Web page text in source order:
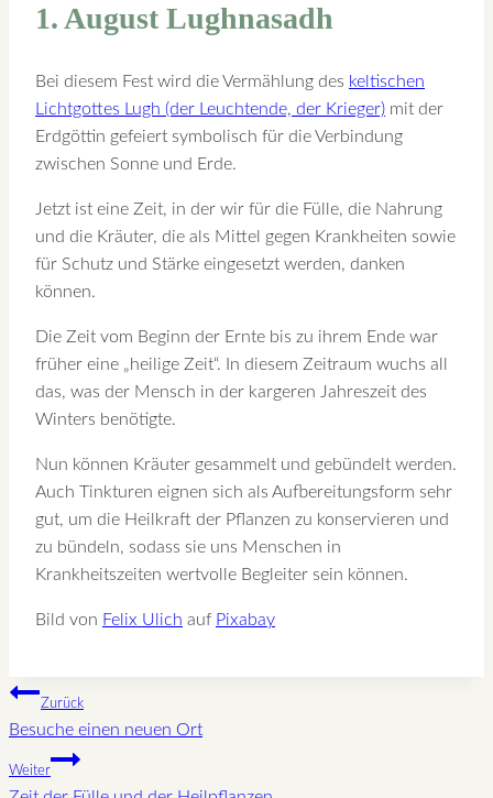
1. August Lughnasadh
Bei diesem Fest wird die Vermählung des keltischen
Lichtgottes Lugh (der Leuchtende, der Krieger) mit der
Erdgöttin gefeiert symbolisch für die Verbindung
zwischen Sonne und Erde.
Jetzt ist eine Zeit, in der wir für die Fülle, die Nahrung
und die Kräuter, die als Mittel gegen Krankheiten sowie
für Schutz und Stärke eingesetzt werden, danken
können.
Die Zeit vom Beginn der Ernte bis zu ihrem Ende war
früher eine „heilige Zeit“. In diesem Zeitraum wuchs all
das, was der Mensch in der kargeren Jahreszeit des
Winters benötigte.
Nun können Kräuter gesammelt und gebündelt werden.
Auch Tinkturen eignen sich als Aufbereitungsform sehr
gut, um die Heilkraft der Pflanzen zu konservieren und
zu bündeln, sodass sie uns Menschen in
Krankheitszeiten wertvolle Begleiter sein können.
Bild von Felix Ulich auf Pixabay
Beitragsnavigation
Zurück
Besuche einen neuen Ort
Weiter